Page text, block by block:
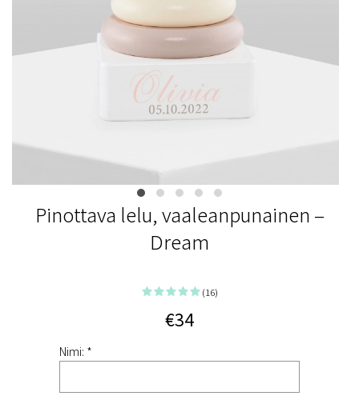
Pinottava lelu, vaaleanpunainen –
Dream
(16)
€34
Nimi: *